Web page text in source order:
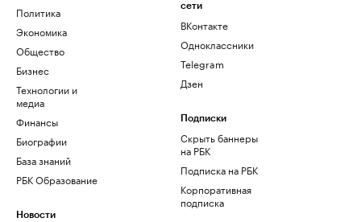
Политика
Экономика
Общество
Бизнес
Технологии и
медиа
Финансы
Биографии
База знаний
РБК Образование
Новости
сети
ВКонтакте
Одноклассники
Telegram
Дзен
Подписки
Скрыть баннеры
на РБК
Подписка на РБК
Корпоративная
подписка